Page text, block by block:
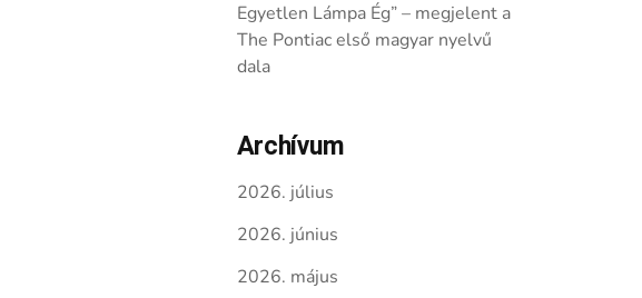
Egyetlen Lámpa Ég” – megjelent a
The Pontiac első magyar nyelvű
dala
Archívum
2026. július
2026. június
2026. május